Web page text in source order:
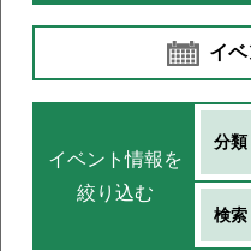
イ
イベント情報を
絞り込む
分類
検索